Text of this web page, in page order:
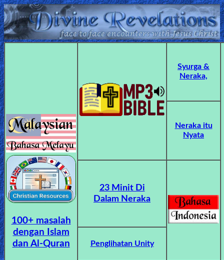
Home: Original Style
ðŸ”
Search
Site
🎞
Christian
🎞
Jewish
100+ masalah
dengan Islam
dan Al-Quran
Syurga &
Neraka,
Neraka itu
Nyata
23 Minit Di
Dalam Neraka
Penglihatan Unity